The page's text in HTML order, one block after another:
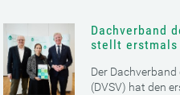
Dachverband
stellt
Der
(DVSV) hat den